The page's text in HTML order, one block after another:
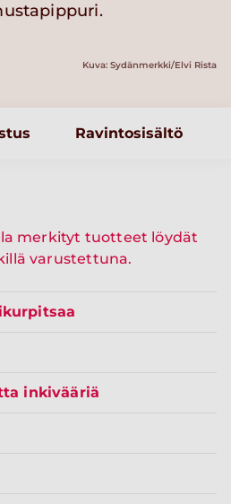
Kuva: Sydänmerkki/Elvi Rista
Ravintosisältö
merkityt tuotteet löydät
varustettuna.
inkivääriä